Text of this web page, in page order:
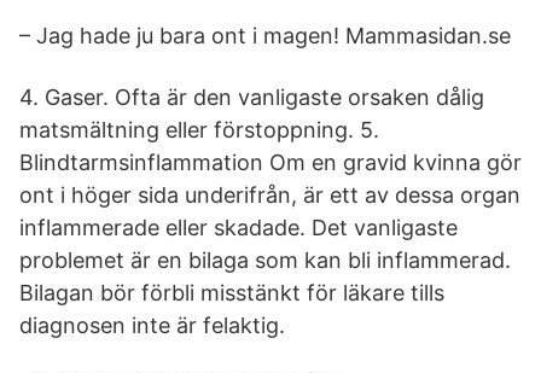
– Jag hade ju bara ont i magen! Mammasidan.se
4. Gaser. Ofta är den vanligaste orsaken dålig
matsmältning eller förstoppning. 5.
Blindtarmsinflammation Om en gravid kvinna gör
ont i höger sida underifrån, är ett av dessa organ
inflammerade eller skadade. Det vanligaste
problemet är en bilaga som kan bli inflammerad.
Bilagan bör förbli misstänkt för läkare tills
diagnosen inte är felaktig.